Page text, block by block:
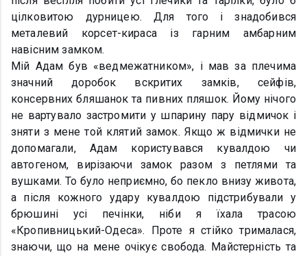
цілковитою дурницею. Для того і знадобився
металевий корсет-кираса із гарним амбарним
навісним замком.
Мій Адам був «ведмежатником», і мав за плечима
значний доробок вскритих замків, сейфів,
консервних бляшанок та пивних пляшок. Йому нічого
не вартувало застромити у шпарину пару відмичок і
зняти з мене той клятий замок. Якщо ж відмички не
допомагали, Адам користувався кувалдою чи
автогеном, вирізаючи замок разом з петлями та
вушками. То було неприємно, бо пекло внизу живота,
а після кожного удару кувалдою підстрибували у
брюшині усі печінки, ніби я їхала трасою
«Кропивницький-Одеса». Проте я стійко трималася,
знаючи, що на мене очікує свобода. Майстерність та